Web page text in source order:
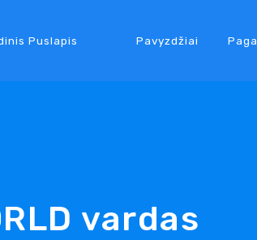
Puslapis Pavyzdžiai
vardas